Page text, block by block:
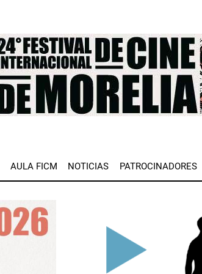
AULA FICM NOTICIAS PATROCINADORES